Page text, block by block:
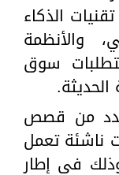
الذكاء
والأنظمة
سوق
من قصص
ناشئة تعمل
في إطار